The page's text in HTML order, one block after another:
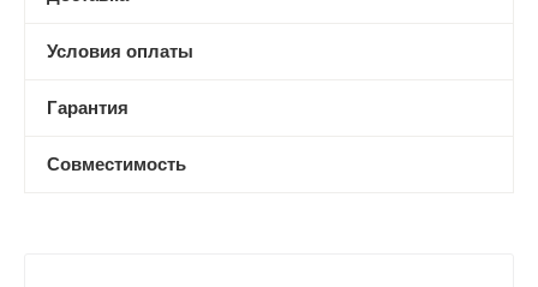
Условия оплаты
Гарантия
Совместимость